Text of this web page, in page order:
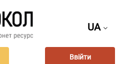
UA
Ввійти